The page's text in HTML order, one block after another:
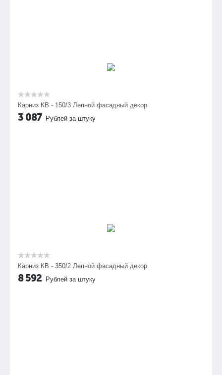
Карниз КВ - 150/3 Лепной фасадный декор
3 087 Рублей за штуку
Карниз КВ - 350/2 Лепной фасадный декор
8 592 Рублей за штуку